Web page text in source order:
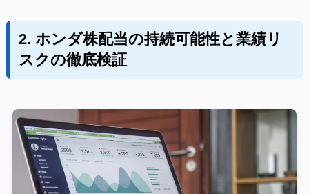
2. ホンダ株配当の持続可能性と業績リ
スクの徹底検証